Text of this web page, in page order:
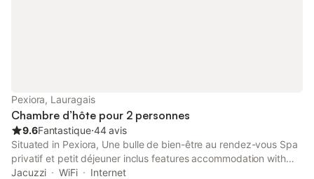
Pexiora, Lauragais
Chambre d’hôte pour 2 personnes
9.6Fantastique⋅44 avis
Situated in Pexiora, Une bulle de bien-être au rendez-vous Spa
privatif et petit déjeuner inclus features accommodation with
free WiFi, mountain views, and access to a hot tub.
Jacuzzi WiFi
Internet